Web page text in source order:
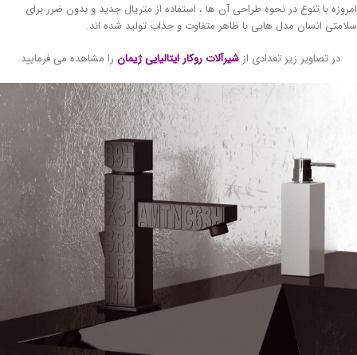
با تنوع در نحوه طراحی آن ها ، استفاده از متریال جدید و بدون ضرر برای
انسان مدل هایی با ظاهر متفاوت و جذاب تولید شده اند.
در تصاویر زیر تعدادی ازشیرآلات روکار ایتالیایی ژیمانرا مشاهده می فرمایید.